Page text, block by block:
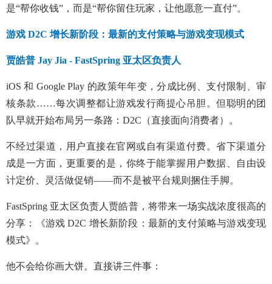
是“帮你收钱”，而是“帮你留住玩家，让他愿意一直付”。
游戏 D2C 增长新阶段：最新的支付策略与游戏变现模式
贾皓普 Jay Jia - FastSpring 亚太区负责人
iOS 和 Google Play 的政策年年变，分成比例、支付限制、审
核条款……每次调整都让游戏发行商提心吊胆。但聪明的团
队早就开始布局另一条路：D2C（直接面向消费者）。
不经过渠道，用户直接在官网或自有渠道付费。省下渠道分
成是一方面，更重要的是，你终于能掌握用户数据、自由设
计定价、灵活做促销——而不是被平台规则捆住手脚。
FastSpring 亚太区负责人贾皓普，将带来一场实战浓度很高的
分享：《游戏 D2C 增长新阶段：最新的支付策略与游戏变现
模式》。
他不会给你画大饼。直接讲三件事：